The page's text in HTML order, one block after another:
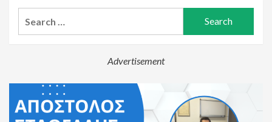
Advertisement